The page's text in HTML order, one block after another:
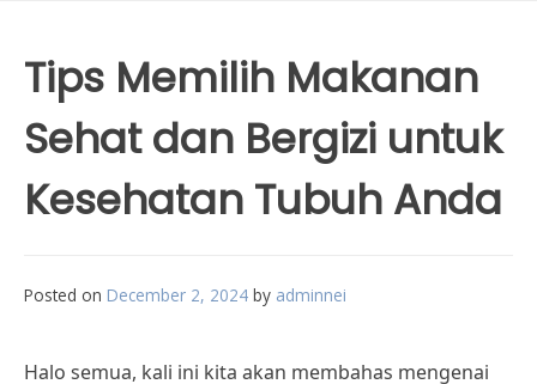
Tips Memilih Makanan
Sehat dan Bergizi untuk
Kesehatan Tubuh Anda
Posted on December 2, 2024 by adminnei
Halo semua, kali ini kita akan membahas mengenai